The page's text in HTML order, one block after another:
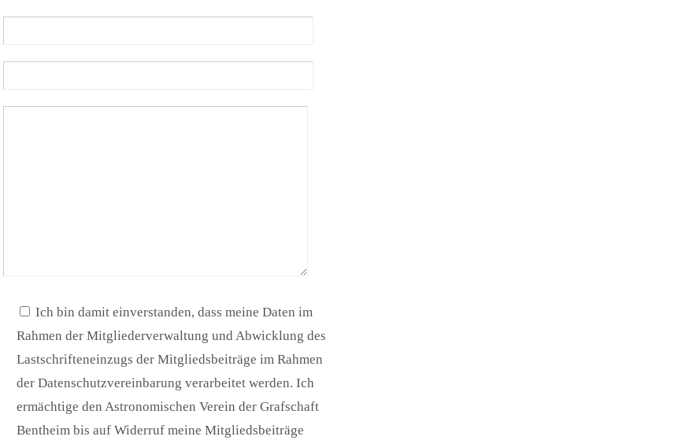
Ich bin damit einverstanden, dass meine Daten im
Rahmen der Mitgliederverwaltung und Abwicklung des
Lastschrifteneinzugs der Mitgliedsbeiträge im Rahmen
der Datenschutzvereinbarung verarbeitet werden. Ich
ermächtige den Astronomischen Verein der Grafschaft
Bentheim bis auf Widerruf meine Mitgliedsbeiträge